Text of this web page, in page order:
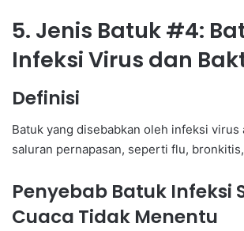
5. Jenis Batuk #4:
Infeksi Virus dan
Definisi
Batuk yang disebabkan oleh infeksi virus
saluran pernapasan, seperti flu,
Penyebab Batuk Infeksi
Cuaca Tidak Menentu